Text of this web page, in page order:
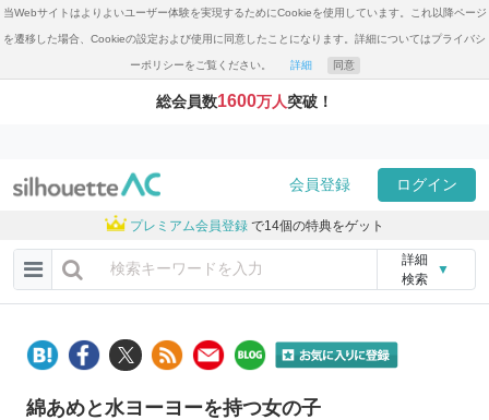
当Webサイトはよりよいユーザー体験を実現するためにCookieを使用しています。これ以降ページ
を遷移した場合、Cookieの設定および使用に同意したことになります。詳細についてはプライバシ
ーポリシーをご覧ください。 詳細 同意
総会員数1600万人突破！
会員登録 ログイン
プレミアム会員登録 で14個の特典をゲット
詳細
検索
▼
綿あめと水ヨーヨーを持つ女の子